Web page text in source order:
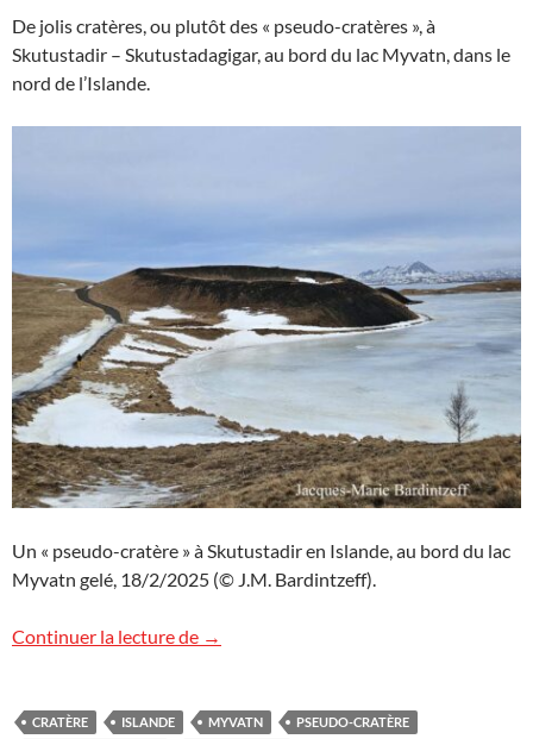
De jolis cratères, ou plutôt des « pseudo-cratères », à
Skutustadir – Skutustadagigar, au bord du lac Myvatn, dans le
nord de l’Islande.
Un « pseudo-cratère » à Skutustadir en Islande, au bord du lac
Myvatn gelé, 18/2/2025 (© J.M. Bardintzeff).
Continuer la lecture de Pseudo-cratères en Islande
→
CRATÈRE ISLANDE MYVATN
PSEUDO-CRATÈRE